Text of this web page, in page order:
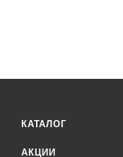
КАТАЛОГ
АКЦИИ